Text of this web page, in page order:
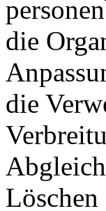
die
die